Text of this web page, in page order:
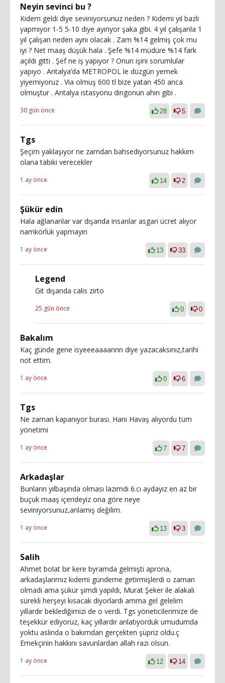
Neyin sevinci bu ?
Kıdem geldi diye seviniyorsunuz neden ? Kıdemi yıl bazlı
yapmıyor 1-5 5-10 diye ayırıyor şaka gibi. 4 yıl çalışanla 1
yıl çalışan neden aynı olacak . Zam %14 gelmiş çok mu
iyi ? Net maaş düşük hala . Şefe %14 müdüre %14 fark
açıldı gitti . Şef ne iş yapıyor ? Onun işini sorumlular
yapıyo . Antalya’da METROPOL le düzgün yemek
yiyemiyoruz . Via olmuş 600 tl bize yatan 450 anca
olmuştur . Antalya istasyonu dingonun ahırı gibi .
30 gün önce 28 5
Tgs
Şeçim yaklaşıyor ne zamdan bahsediyorsunuz hakkım
olana tabiki verecekler
1 ay önce 14 2
Şükür edin
Hala ağlananlar var dışarıda insanlar asgari ücret alıyor
namkörlük yapmayın
1 ay önce 13 33
Legend
Git dışarıda calis zirto
25 gün önce 0 0
Bakalım
Kaç günde gene isyeeeaaaannn diye yazacaksınız,tarihi
not ettim.
1 ay önce 0 6
Tgs
Ne zaman kapanıyor burası. Hani Havaş alıyordu tüm
yönetimi
1 ay önce 7 7
Arkadaşlar
Bunların yılbaşında olması lazımdı 6.cı aydayız en az bir
buçuk maaş içerideyiz ona göre neye
seviniyorsunuz,anlamış değilim.
1 ay önce 13 3
Salih
Ahmet bolat bir kere byramda gelmişti aprona,
arkadaşlarımız kıdemi gündeme getirmişlerdi o zaman
olmadı ama şükür şimdi yapıldı, Murat Şeker ile alakalı
sürekli herşeyi kısacak diyorlardı amma gel gelelim
yıllardır beklediğimizi de o verdi. Tgs yöneticilerimize de
teşekkür ediyoruz, kaç yıllardır anlatıyorduk umudumda
yoktu aslında o bakımdan gerçekten şüpriz oldu.ç
Emekçinin hakkını savunlardan allah razı olsun.
1 ay önce 12 14